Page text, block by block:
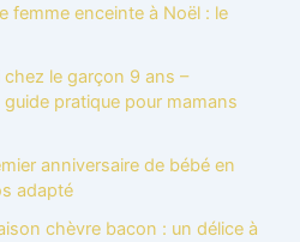
femme enceinte à Noël : le
chez le garçon 9 ans –
pratique pour mamans
anniversaire de bébé en
adapté
chèvre bacon : un délice à